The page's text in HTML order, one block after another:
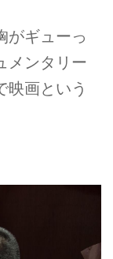
がギューっ
メンタリー
映画という